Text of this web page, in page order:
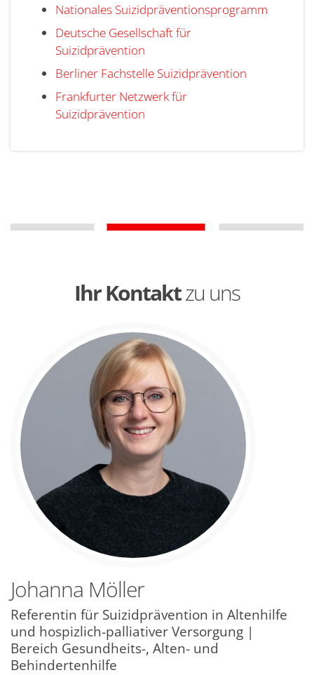
Nationales Suizidpräventionsprogramm
Deutsche Gesellschaft für
Suizidprävention
Berliner Fachstelle Suizidprävention
Frankfurter Netzwerk für
Suizidprävention
Ihr Kontaktzu uns
Johanna Möller
Referentin für Suizidprävention in Altenhilfe
und hospizlich-palliativer Versorgung |
Bereich Gesundheits-, Alten- und
Behindertenhilfe